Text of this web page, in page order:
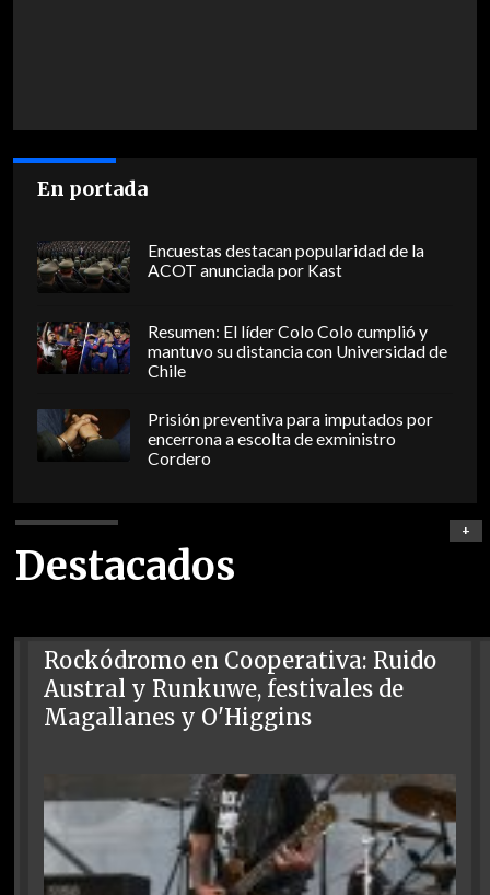
En portada
Encuestas destacan popularidad de la
ACOT anunciada por Kast
Resumen: El líder Colo Colo cumplió y
mantuvo su distancia con Universidad de
Chile
Prisión preventiva para imputados por
encerrona a escolta de exministro
Cordero
Destacados
+
Rockódromo en Cooperativa: Ruido
Austral y Runkuwe, festivales de
Magallanes y O'Higgins